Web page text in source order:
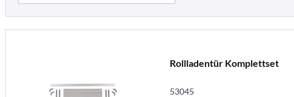
Rollladentür Komplettset
53045